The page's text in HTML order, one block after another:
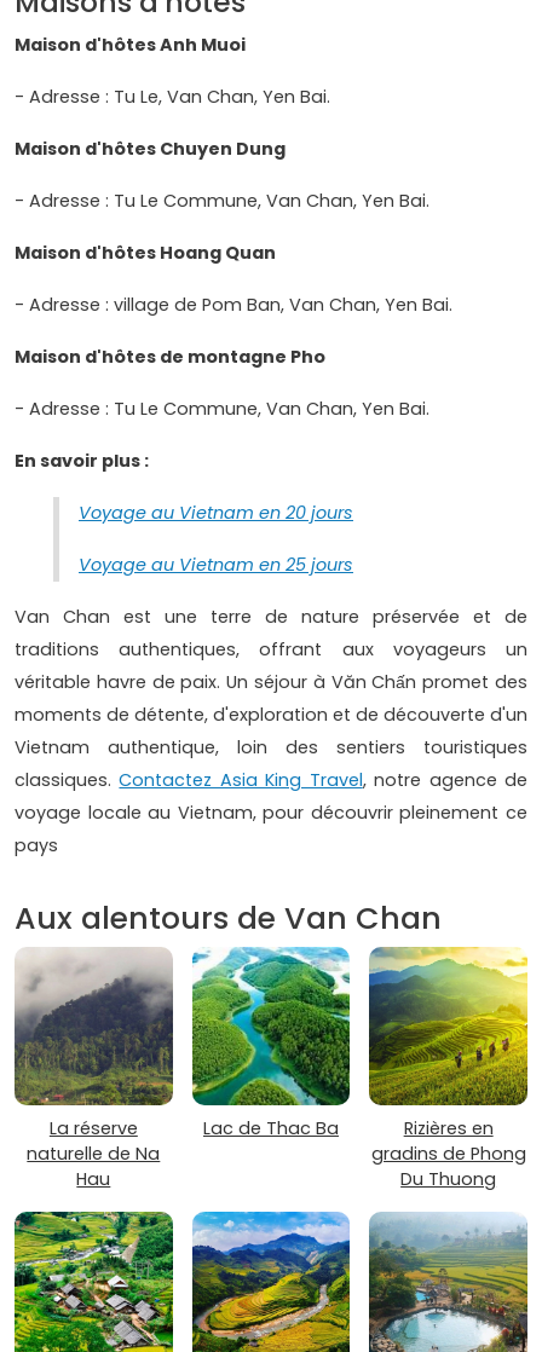
Maison d'hôtes Anh Muoi
- Adresse : Tu Le, Van Chan, Yen Bai.
Maison d'hôtes Chuyen Dung
- Adresse : Tu Le Commune, Van Chan, Yen Bai.
Maison d'hôtes Hoang Quan
- Adresse : village de Pom Ban, Van Chan, Yen Bai.
Maison d'hôtes de montagne Pho
- Adresse : Tu Le Commune, Van Chan, Yen Bai.
En savoir plus :
Voyage au Vietnam en 20 jours
Voyage au Vietnam en 25 jours
Van Chan est une terre de nature préservée et de
traditions authentiques, offrant aux voyageurs un
véritable havre de paix. Un séjour à Văn Chấn promet des
moments de détente, d'exploration et de découverte d'un
Vietnam authentique, loin des sentiers touristiques
classiques.Contactez Asia King Travel, notre agence de
voyage locale au Vietnam, pour découvrir pleinement ce
pays
Aux alentours de Van Chan
La réserve
naturelle de Na
Hau
Lac de Thac Ba
Rizières en
gradins de Phong
Du Thuong